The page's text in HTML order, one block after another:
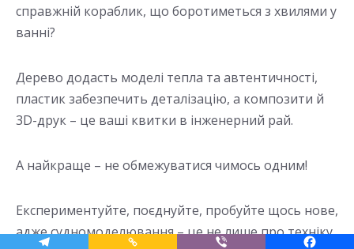
справжній кораблик, що боротиметься з хвилями у
ванні?
Дерево додасть моделі тепла та автентичності,
пластик забезпечить деталізацію, а композити й
3D-друк – це ваші квитки в інженерний рай.
А найкраще – не обмежуватися чимось одним!
Експериментуйте, поєднуйте, пробуйте щось нове,
адже судномоделювання – це не лише про техніку,